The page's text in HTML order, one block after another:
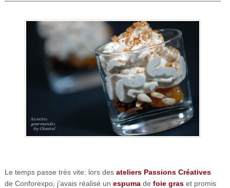
Le temps passe très vite: lors des ateliers Passions Créatives
de Conforexpo, j’avais réalisé un espumade foie graset promis